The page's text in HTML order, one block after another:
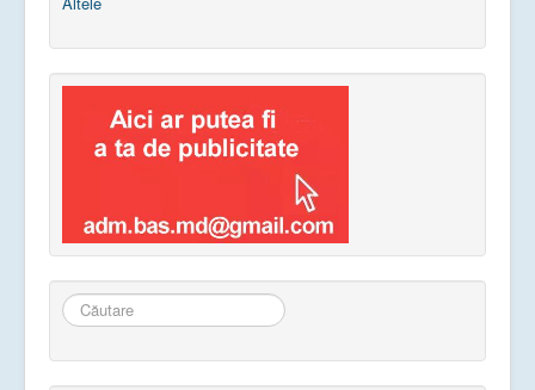
Căutare
...